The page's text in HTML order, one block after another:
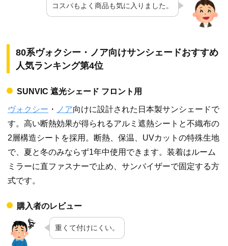
コスパもよく商品も気に入りました。
80系ヴォクシー・ノア向けサンシェードおすすめ
人気ランキング第4位
SUNVIC 遮光シェード フロント用
ヴォクシー ・ ノア向けに設計された日本製サンシェードで
す。高い断熱効果が得られるアルミ遮熱シートと不織布の
2層構造シートを採用。断熱、保温、UVカットの特殊生地
で、夏と冬のみならず1年中使用できます。装着はルーム
ミラーに直ファスナーで止め、サンバイザーで固定する方
式です。
購入者のレビュー
重くて付けにくい。